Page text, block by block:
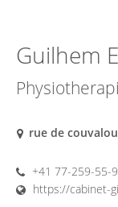
Guilhem
rue de
+41 77-259-55-
https://cabinet-